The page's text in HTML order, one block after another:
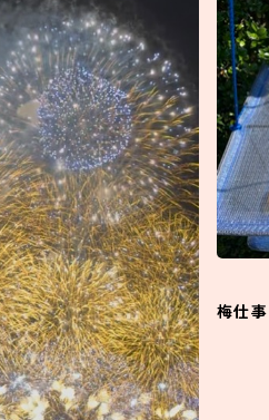
梅仕事